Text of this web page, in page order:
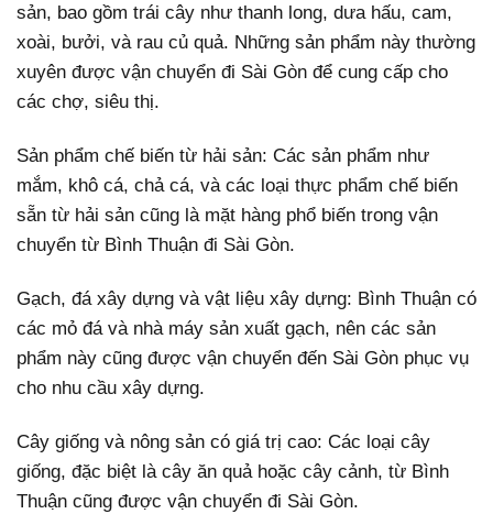
sản, bao gồm trái cây như thanh long, dưa hấu, cam,
xoài, bưởi, và rau củ quả. Những sản phẩm này thường
xuyên được vận chuyển đi Sài Gòn để cung cấp cho
các chợ, siêu thị.
Sản phẩm chế biến từ hải sản: Các sản phẩm như
mắm, khô cá, chả cá, và các loại thực phẩm chế biến
sẵn từ hải sản cũng là mặt hàng phổ biến trong vận
chuyển từ Bình Thuận đi Sài Gòn.
Gạch, đá xây dựng và vật liệu xây dựng: Bình Thuận có
các mỏ đá và nhà máy sản xuất gạch, nên các sản
phẩm này cũng được vận chuyển đến Sài Gòn phục vụ
cho nhu cầu xây dựng.
Cây giống và nông sản có giá trị cao: Các loại cây
giống, đặc biệt là cây ăn quả hoặc cây cảnh, từ Bình
Thuận cũng được vận chuyển đi Sài Gòn.